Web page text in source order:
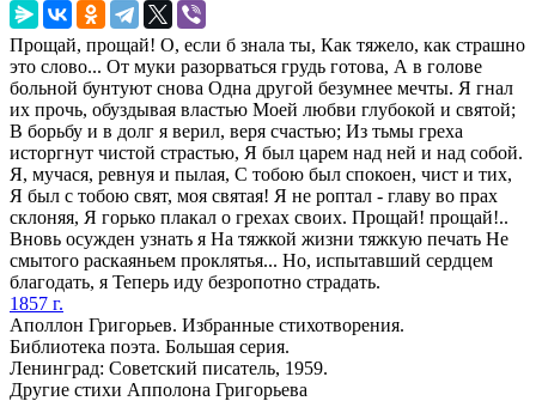
Прощай, прощай! О, если б знала ты, Как тяжело, как страшно
это слово... От муки разорваться грудь готова, А в голове
больной бунтуют снова Одна другой безумнее мечты. Я гнал
их прочь, обуздывая властью Моей любви глубокой и святой;
В борьбу и в долг я верил, веря счастью; Из тьмы греха
исторгнут чистой страстью, Я был царем над ней и над собой.
Я, мучася, ревнуя и пылая, С тобою был спокоен, чист и тих,
Я был с тобою свят, моя святая! Я не роптал - главу во прах
склоняя, Я горько плакал о грехах своих. Прощай! прощай!..
Вновь осужден узнать я На тяжкой жизни тяжкую печать Не
смытого раскаяньем проклятья... Но, испытавший сердцем
благодать, я Теперь иду безропотно страдать.
1857 г.
Аполлон Григорьев. Избранные стихотворения.
Библиотека поэта. Большая серия.
Ленинград: Советский писатель, 1959.
Другие стихи Апполона Григорьева